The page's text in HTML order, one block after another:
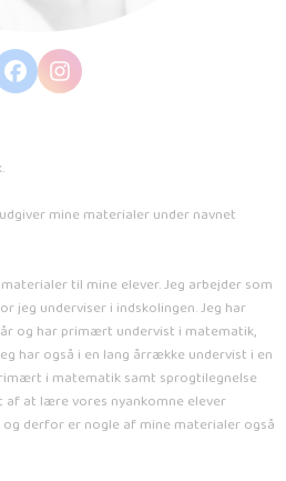
mine materialer under navnet
til mine elever. Jeg arbejder som
jeg underviser i indskolingen. Jeg har
og har primært undervist i matematik,
har også i en lang årrække undervist i en
i matematik samt sprogtilegnelse
af at lære vores nyankomne elever
derfor er nogle af mine materialer også